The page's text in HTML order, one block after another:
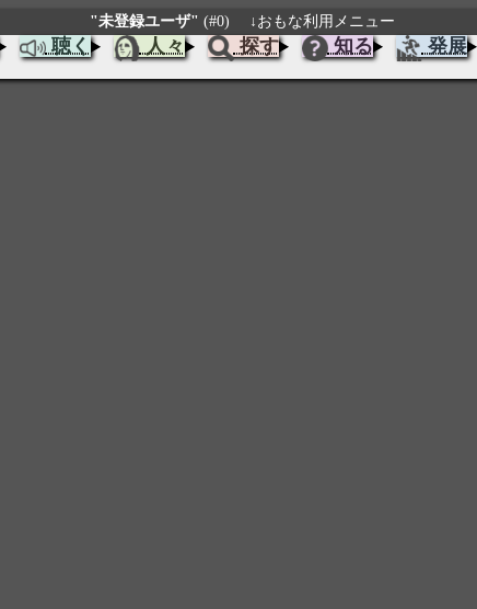
"未登録ユーザ" (#0) ↓おもな利用メニュー
聴く 人々 探す 知る 発展